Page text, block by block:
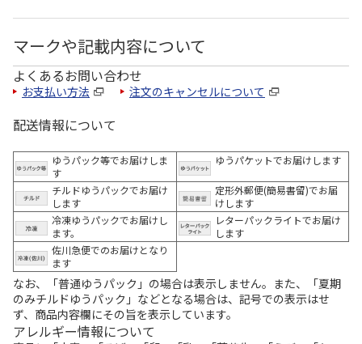
マークや記載内容について
よくあるお問い合わせ
お支払い方法 注文のキャンセルについて
配送情報について
ゆうパック等でお届けしま
す
ゆうパケットでお届けします
チルドゆうパックでお届け
します
定形外郵便(簡易書留)でお届
けします
冷凍ゆうパックでお届けし
ます。
レターパックライトでお届け
します
佐川急便でのお届けとなり
ます
なお、「普通ゆうパック」の場合は表示しません。また、「夏期
のみチルドゆうパック」などとなる場合は、記号での表示はせ
ず、商品内容欄にその旨を表示しています。
アレルギー情報について